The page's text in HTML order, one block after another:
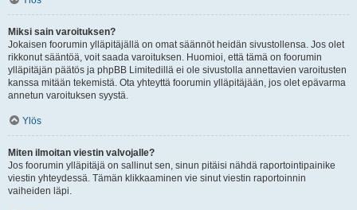
Miksi sain varoituksen?
Jokaisen foorumin ylläpitäjällä on omat säännöt heidän sivustollensa. Jos olet
rikkonut sääntöä, voit saada varoituksen. Huomioi, että tämä on foorumin
ylläpitäjän päätös ja phpBB Limitedillä ei ole sivustolla annettavien varoitusten
kanssa mitään tekemistä. Ota yhteyttä foorumin ylläpitäjään, jos olet epävarma
annetun varoituksen syystä.
Ylös
Miten ilmoitan viestin valvojalle?
Jos foorumin ylläpitäjä on sallinut sen, sinun pitäisi nähdä raportointipainike
viestin yhteydessä. Tämän klikkaaminen vie sinut viestin raportoinnin
vaiheiden läpi.